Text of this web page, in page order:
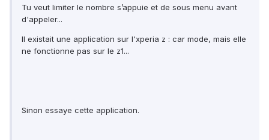
Tu veut limiter le nombre s’appuie et de sous menu avant
d'appeler...
Il existait une application sur l'xperia z : car mode, mais elle
ne fonctionne pas sur le z1...
Sinon essaye cette application.